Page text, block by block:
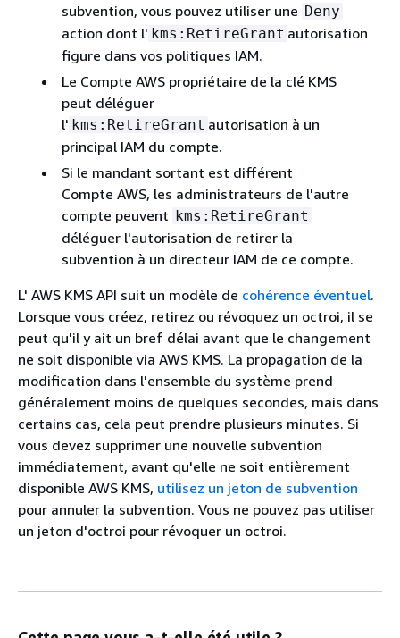
subvention, vous pouvez utiliser une Deny
action dont l' kms:RetireGrant autorisation
figure dans vos politiques IAM.
Le Compte AWS propriétaire de la clé KMS
peut déléguer
l' kms:RetireGrant autorisation à un
principal IAM du compte.
Si le mandant sortant est différent
Compte AWS, les administrateurs de l'autre
compte peuvent kms:RetireGrant
déléguer l'autorisation de retirer la
subvention à un directeur IAM de ce compte.
L' AWS KMS API suit un modèle de cohérence éventuel.
Lorsque vous créez, retirez ou révoquez un octroi, il se
peut qu'il y ait un bref délai avant que le changement
ne soit disponible via AWS KMS. La propagation de la
modification dans l'ensemble du système prend
généralement moins de quelques secondes, mais dans
certains cas, cela peut prendre plusieurs minutes. Si
vous devez supprimer une nouvelle subvention
immédiatement, avant qu'elle ne soit entièrement
disponible AWS KMS, utilisez un jeton de subvention
pour annuler la subvention. Vous ne pouvez pas utiliser
un jeton d'octroi pour révoquer un octroi.